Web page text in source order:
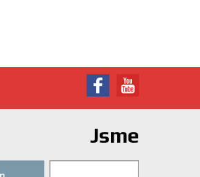
Jsme